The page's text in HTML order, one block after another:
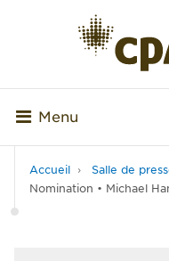
Menu
Accueil Salle de
Nomination • Michael